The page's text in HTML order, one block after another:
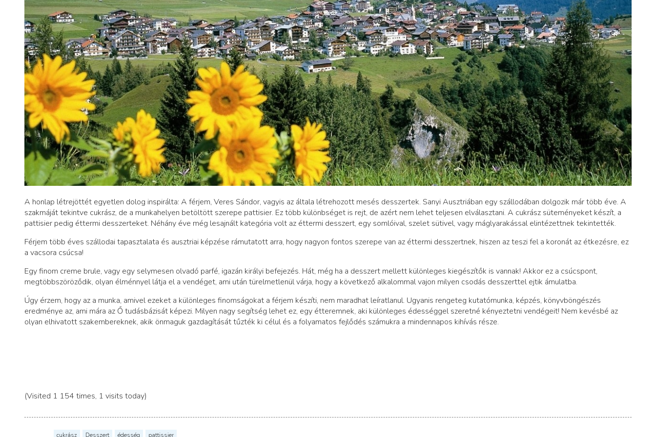
A honlap létrejöttét egyetlen dolog inspirálta: A férjem, Veres Sándor, vagyis az általa létrehozott mesés desszertek. Sanyi Ausztriában egy szállodában dolgozik már több éve. A
szakmáját tekintve cukrász, de a munkahelyen betöltött szerepe pattisier. Ez több különbséget is rejt, de azért nem lehet teljesen elválasztani. A cukrász süteményeket készít, a
pattisier pedig éttermi desszerteket. Néhány éve még lesajnált kategória volt az éttermi desszert, egy somlóival, szelet sütivel, vagy máglyarakással elintézettnek tekintették.
Férjem több éves szállodai tapasztalata és ausztriai képzése rámutatott arra, hogy nagyon fontos szerepe van az éttermi desszertnek, hiszen az teszi fel a koronát az étkezésre, ez
a vacsora csúcsa!
Egy finom creme brule, vagy egy selymesen olvadó parfé, igazán királyi befejezés. Hát, még ha a desszert mellett különleges kiegészítők is vannak! Akkor ez a csúcspont,
megtöbbszöröződik, olyan élménnyel látja el a vendéget, ami után türelmetlenül várja, hogy a következő alkalommal vajon milyen csodás desszerttel ejtik ámulatba.
Úgy érzem, hogy az a munka, amivel ezeket a különleges finomságokat a férjem készíti, nem maradhat leíratlanul. Ugyanis rengeteg kutatómunka, képzés, könyvböngészés
eredménye az, ami mára az Ő tudásbázisát képezi. Milyen nagy segítség lehet ez, egy étteremnek, aki különleges édességgel szeretné kényeztetni vendégeit! Nem kevésbé az
olyan elhivatott szakembereknek, akik önmaguk gazdagítását tűzték ki célul és a folyamatos fejlődés számukra a mindennapos kihívás része.
(Visited 1 154 times, 1 visits today)
cukrász Desszert édesség pattissier